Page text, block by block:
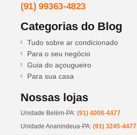
(91) 99363-4823
Categorias do Blog
Tudo sobre ar condicionado
Para o seu negócio
Guia do açougueiro
Para sua casa
Nossas lojas
Unidade Belém-PA: (91) 4008-4477
Unidade Ananindeua-PA: (91) 3245-4477